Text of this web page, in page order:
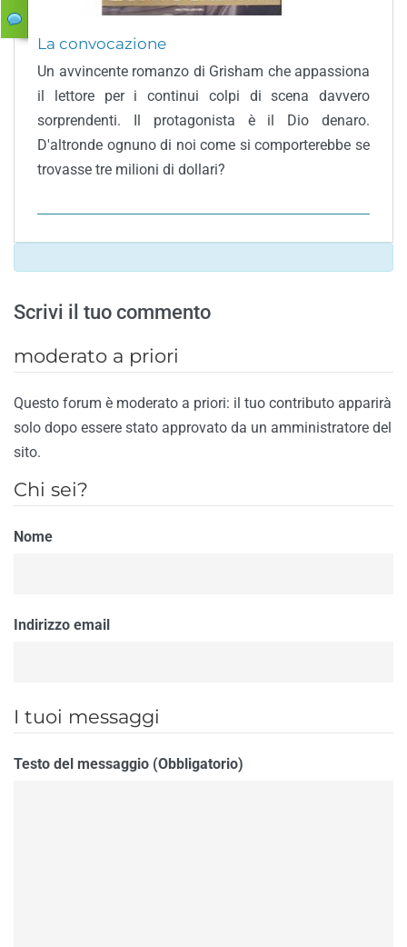
La convocazione
Un avvincente romanzo di Grisham che appassiona
il lettore per i continui colpi di scena davvero
sorprendenti. Il protagonista è il Dio denaro.
D'altronde ognuno di noi come si comporterebbe se
trovasse tre milioni di dollari?
Scrivi il tuo commento
moderato a priori
Questo forum è moderato a priori: il tuo contributo apparirà
solo dopo essere stato approvato da un amministratore del
sito.
Chi sei?
Nome
Indirizzo email
I tuoi messaggi
Testo del messaggio (Obbligatorio)